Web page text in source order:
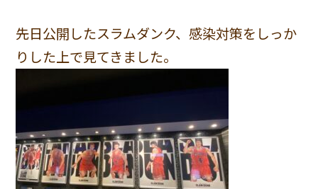
先日公開したスラムダンク、感染対策をしっか
りした上で見てきました。